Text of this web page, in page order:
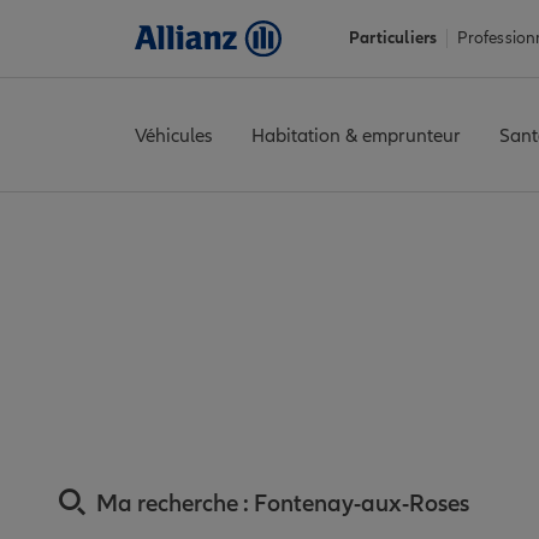
Particuliers
Véhicules Habitation & emprunteur
Ma recherche : Fontenay-aux-Roses